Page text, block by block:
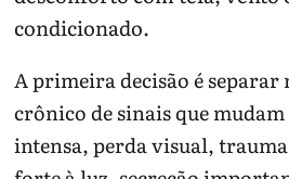
condicionado.
A primeira decisão é separar
crônico de sinais que
intensa, perda visual,